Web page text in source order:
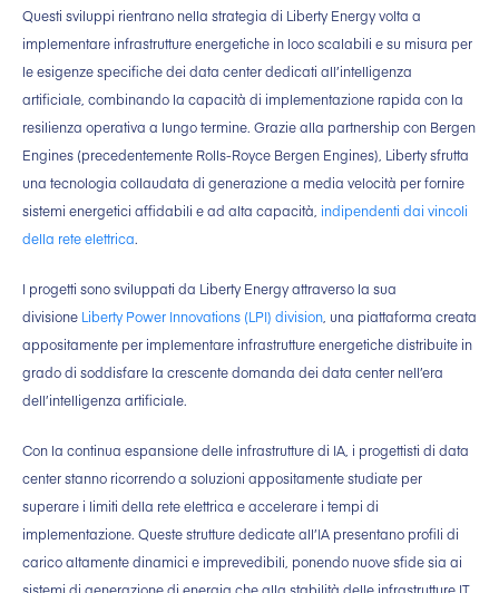
Questi sviluppi rientrano nella strategia di Liberty Energy volta a
implementare infrastrutture energetiche in loco scalabili e su misura per
le esigenze specifiche dei data center dedicati all’intelligenza
artificiale, combinando la capacità di implementazione rapida con la
resilienza operativa a lungo termine. Grazie alla partnership con Bergen
Engines (precedentemente Rolls-Royce Bergen Engines), Liberty sfrutta
una tecnologia collaudata di generazione a media velocità per fornire
sistemi energetici affidabili e ad alta capacità, indipendenti dai vincoli
della rete elettrica.
I progetti sono sviluppati da Liberty Energy attraverso la sua
divisione Liberty Power Innovations (LPI) division, una piattaforma creata
appositamente per implementare infrastrutture energetiche distribuite in
grado di soddisfare la crescente domanda dei data center nell’era
dell’intelligenza artificiale.
Con la continua espansione delle infrastrutture di IA, i progettisti di data
center stanno ricorrendo a soluzioni appositamente studiate per
superare i limiti della rete elettrica e accelerare i tempi di
implementazione. Queste strutture dedicate all’IA presentano profili di
carico altamente dinamici e imprevedibili, ponendo nuove sfide sia ai